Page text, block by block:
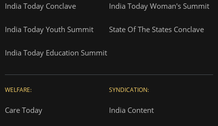
India Today Conclave India Today Woman's Summit
India Today Youth Summit State Of The States Conclave
India Today Education Summit
WELFARE:
Care Today
SYNDICATION:
India Content